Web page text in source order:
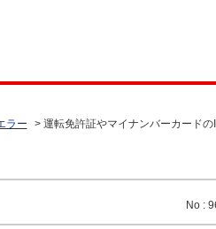
ラー > 運転免許証やマイナンバーカード
No :